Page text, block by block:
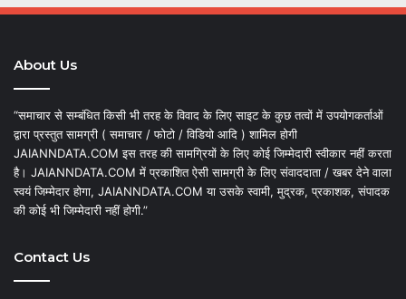
About Us
“समाचार से सम्बंधित किसी भी तरह के विवाद के लिए साइट के कुछ तत्वों में उपयोगकर्ताओं
द्वारा प्रस्तुत सामग्री ( समाचार / फोटो / विडियो आदि ) शामिल होगी
JAIANNDATA.COM इस तरह की सामग्रियों के लिए कोई जिम्मेदारी स्वीकार नहीं करता
है। JAIANNDATA.COM में प्रकाशित ऐसी सामग्री के लिए संवाददाता / खबर देने वाला
स्वयं जिम्मेदार होगा, JAIANNDATA.COM या उसके स्वामी, मुद्रक, प्रकाशक, संपादक
की कोई भी जिम्मेदारी नहीं होगी.”
Contact Us